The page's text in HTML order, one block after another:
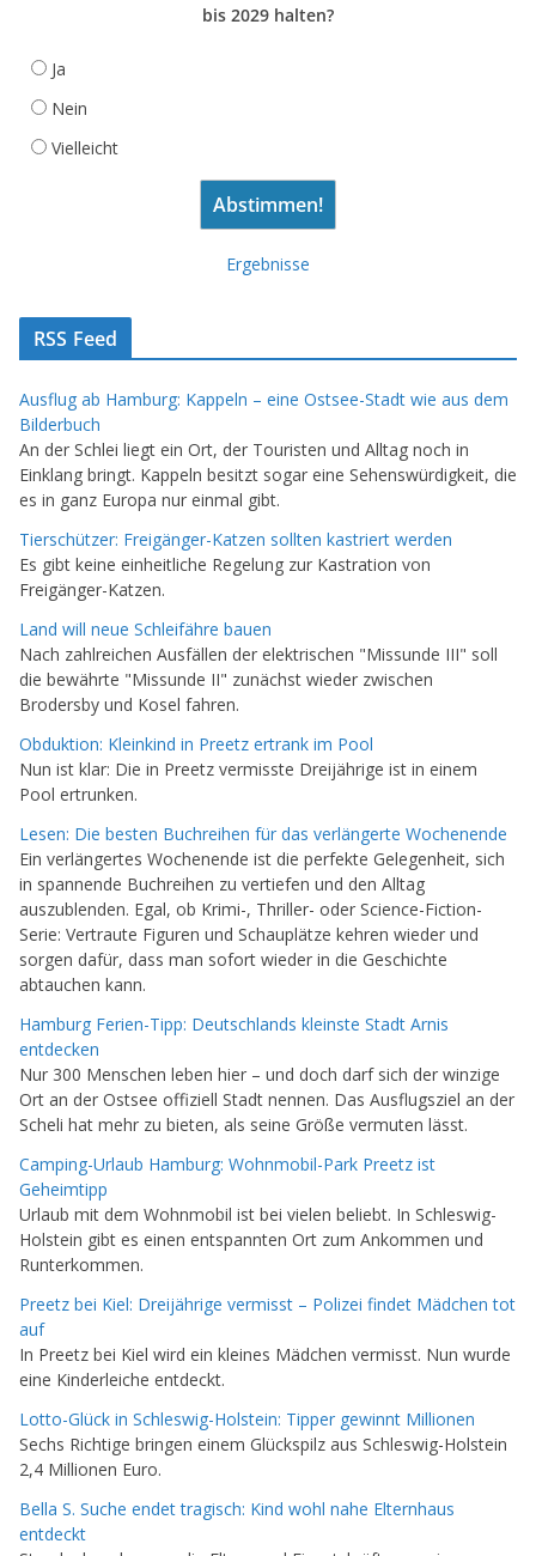
bis 2029 halten?
Ja
Nein
Vielleicht
Ergebnisse
RSS Feed
Ausflug ab Hamburg: Kappeln – eine Ostsee-Stadt wie aus dem
Bilderbuch
An der Schlei liegt ein Ort, der Touristen und Alltag noch in
Einklang bringt. Kappeln besitzt sogar eine Sehenswürdigkeit, die
es in ganz Europa nur einmal gibt.
Tierschützer: Freigänger-Katzen sollten kastriert werden
Es gibt keine einheitliche Regelung zur Kastration von
Freigänger-Katzen.
Land will neue Schleifähre bauen
Nach zahlreichen Ausfällen der elektrischen "Missunde III" soll
die bewährte "Missunde II" zunächst wieder zwischen
Brodersby und Kosel fahren.
Obduktion: Kleinkind in Preetz ertrank im Pool
Nun ist klar: Die in Preetz vermisste Dreijährige ist in einem
Pool ertrunken.
Lesen: Die besten Buchreihen für das verlängerte Wochenende
Ein verlängertes Wochenende ist die perfekte Gelegenheit, sich
in spannende Buchreihen zu vertiefen und den Alltag
auszublenden. Egal, ob Krimi-, Thriller- oder Science-Fiction-
Serie: Vertraute Figuren und Schauplätze kehren wieder und
sorgen dafür, dass man sofort wieder in die Geschichte
abtauchen kann.
Hamburg Ferien-Tipp: Deutschlands kleinste Stadt Arnis
entdecken
Nur 300 Menschen leben hier – und doch darf sich der winzige
Ort an der Ostsee offiziell Stadt nennen. Das Ausflugsziel an der
Scheli hat mehr zu bieten, als seine Größe vermuten lässt.
Camping-Urlaub Hamburg: Wohnmobil-Park Preetz ist
Geheimtipp
Urlaub mit dem Wohnmobil ist bei vielen beliebt. In Schleswig-
Holstein gibt es einen entspannten Ort zum Ankommen und
Runterkommen.
Preetz bei Kiel: Dreijährige vermisst – Polizei findet Mädchen tot
auf
In Preetz bei Kiel wird ein kleines Mädchen vermisst. Nun wurde
eine Kinderleiche entdeckt.
Lotto-Glück in Schleswig-Holstein: Tipper gewinnt Millionen
Sechs Richtige bringen einem Glückspilz aus Schleswig-Holstein
2,4 Millionen Euro.
Bella S. Suche endet tragisch: Kind wohl nahe Elternhaus
entdeckt